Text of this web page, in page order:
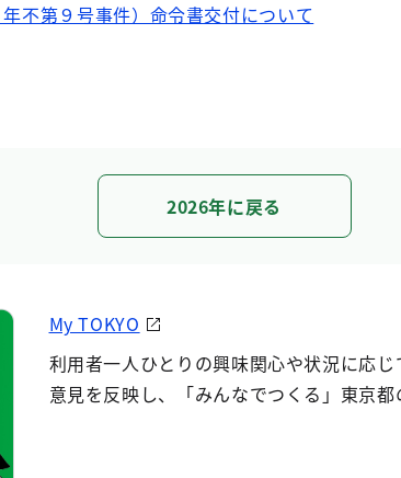
不第９号事件）命令書交付について
2026年に戻る
My TOKYO
利用者一人ひとりの興味関心や状況に応
意見を反映し、「みんなでつくる」東京都